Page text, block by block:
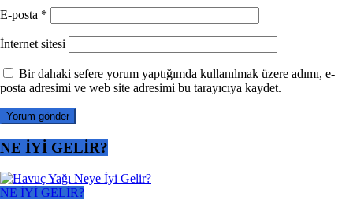
E-posta *
İnternet sitesi
Bir dahaki sefere yorum yaptığımda kullanılmak üzere adımı, e-
posta adresimi ve web site adresimi bu tarayıcıya kaydet.
NE İYİ GELİR?
NE İYİ GELİR?